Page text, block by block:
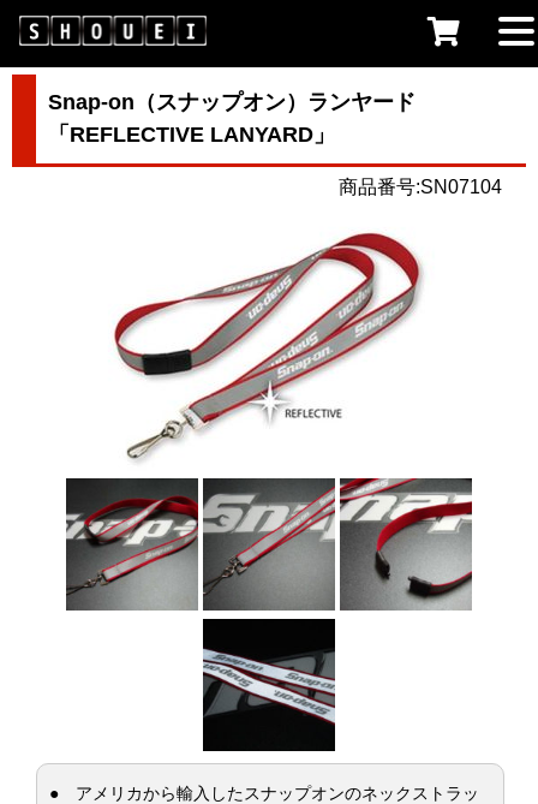
Snap-on（スナップオン）ランヤード
「REFLECTIVE LANYARD」
商品番号:SN07104
● アメリカから輸入したスナップオンのネックストラッ